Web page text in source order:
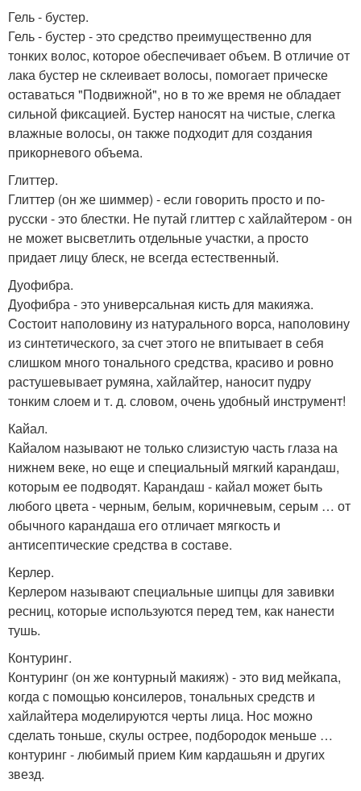
Гель - бустер.
Гель - бустер - это средство преимущественно для
тонких волос, которое обеспечивает объем. В отличие от
лака бустер не склеивает волосы, помогает прическе
оставаться "Подвижной", но в то же время не обладает
сильной фиксацией. Бустер наносят на чистые, слегка
влажные волосы, он также подходит для создания
прикорневого объема.
Глиттер.
Глиттер (он же шиммер) - если говорить просто и по-
русски - это блестки. Не путай глиттер с хайлайтером - он
не может высветлить отдельные участки, а просто
придает лицу блеск, не всегда естественный.
Дуофибра.
Дуофибра - это универсальная кисть для макияжа.
Состоит наполовину из натурального ворса, наполовину
из синтетического, за счет этого не впитывает в себя
слишком много тонального средства, красиво и ровно
растушевывает румяна, хайлайтер, наносит пудру
тонким слоем и т. д. словом, очень удобный инструмент!
Кайал.
Кайалом называют не только слизистую часть глаза на
нижнем веке, но еще и специальный мягкий карандаш,
которым ее подводят. Карандаш - кайал может быть
любого цвета - черным, белым, коричневым, серым … от
обычного карандаша его отличает мягкость и
антисептические средства в составе.
Керлер.
Керлером называют специальные шипцы для завивки
ресниц, которые используются перед тем, как нанести
тушь.
Контуринг.
Контуринг (он же контурный макияж) - это вид мейкапа,
когда с помощью консилеров, тональных средств и
хайлайтера моделируются черты лица. Нос можно
сделать тоньше, скулы острее, подбородок меньше …
контуринг - любимый прием Ким кардашьян и других
звезд.